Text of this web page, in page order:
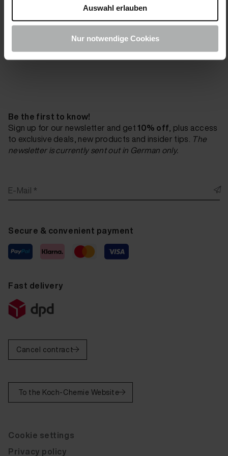
Auswahl erlauben
Nur notwendige Cookies
Be the first to know!
Sign up for our newsletter and get10% off, plus access
to exclusive deals, new products and insider tips. The
newsletter is currently sent out in German only.
E-Mail *
Secure & convenient payment
Fast delivery
Cancel contract
To the Koch-Chemie Website
Cookie settings
Privacy policy